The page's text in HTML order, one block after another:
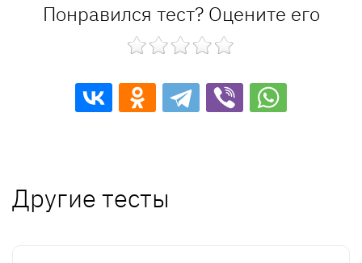
Понравился тест? Оцените его
Другие тесты